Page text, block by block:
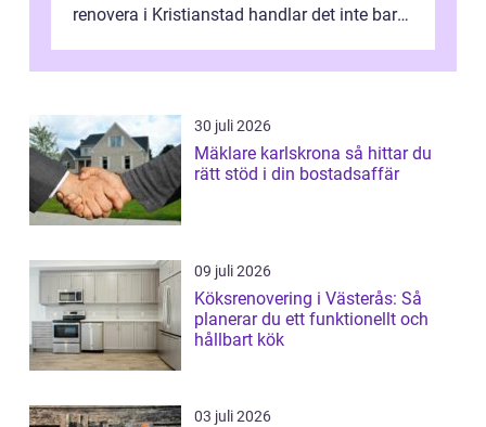
renovera i Kristianstad handlar det inte bara
30 juli 2026
Mäklare karlskrona så hittar du
rätt stöd i din bostadsaffär
09 juli 2026
Köksrenovering i Västerås: Så
planerar du ett funktionellt och
hållbart kök
03 juli 2026